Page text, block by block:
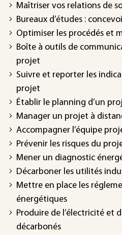
Maîtriser vos relations de
Bureaux d’études :
Optimiser les procédés et
Boîte à outils de
projet
Suivre et reporter les
projet
Établir le planning d’un
Manager un projet à
Accompagner l’équipe
Prévenir les risques du
Mener un diagnostic
Décarboner les utilités
Mettre en place les
énergétiques
Produire de l’électricité et
décarbonés